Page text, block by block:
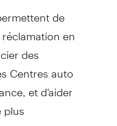
de
en
des
Centres auto
et d'aider